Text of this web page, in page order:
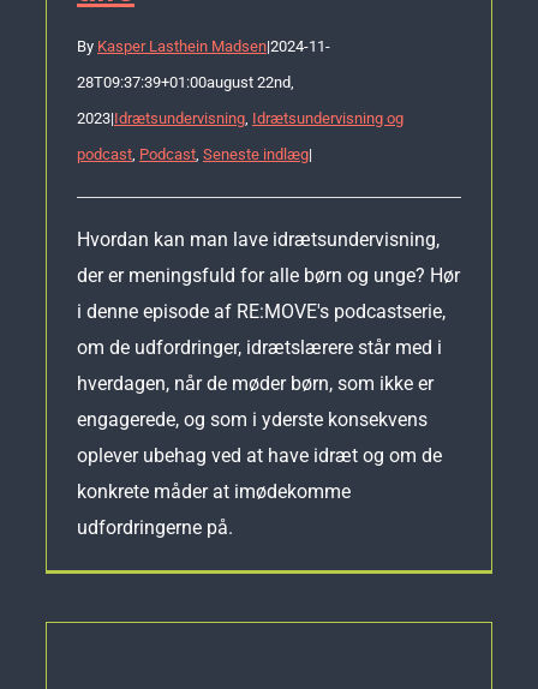
By Kasper Lasthein Madsen|2024-11-
28T09:37:39+01:00august 22nd,
2023|Idrætsundervisning, Idrætsundervisning og
podcast, Podcast, Seneste indlæg|
Hvordan kan man lave idrætsundervisning,
der er meningsfuld for alle børn og unge? Hør
i denne episode af RE:MOVE's podcastserie,
om de udfordringer, idrætslærere står med i
hverdagen, når de møder børn, som ikke er
engagerede, og som i yderste konsekvens
oplever ubehag ved at have idræt og om de
konkrete måder at imødekomme
udfordringerne på.